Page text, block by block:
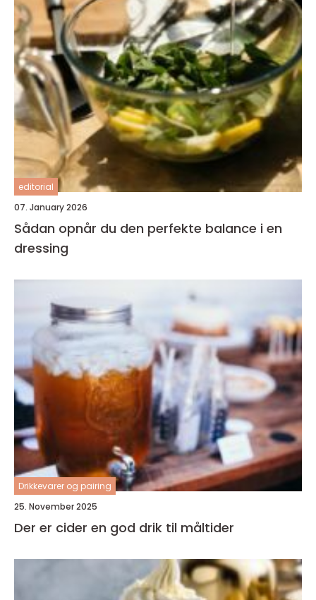
editorial
07. January 2026
Sådan opnår du den perfekte balance i en
dressing
Drikkevarer og pairing
25. November 2025
Der er cider en god drik til måltider